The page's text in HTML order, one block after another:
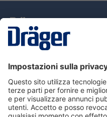
Assistenza
Informazioni su Dräger
Informazioni